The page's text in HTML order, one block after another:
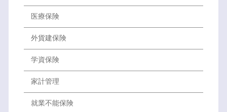
医療保険
外貨建保険
学資保険
家計管理
就業不能保険